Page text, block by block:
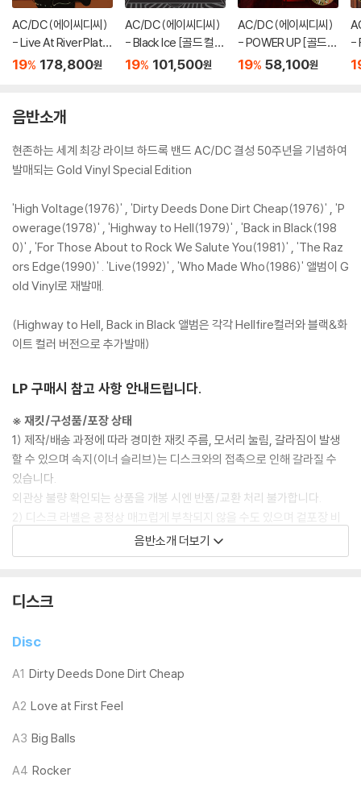
AC/DC (에이씨디씨)
- Live At River Plate
[골드 컬러 3LP]
19% 178,800원
AC/DC (에이씨디씨)
- Black Ice [골드 컬러
2LP]
19% 101,500원
AC/DC (에이씨디씨)
- POWER UP [골드
컬러 LP]
19% 58,100원
-
음반소개
현존하는 세계 최강 라이브 하드록 밴드 AC/DC 결성 50주년을 기념하여
발매되는 Gold Vinyl Special Edition
'High Voltage(1976)' , 'Dirty Deeds Done Dirt Cheap(1976)' , 'P
owerage(1978)' , 'Highway to Hell(1979)' , 'Back in Black(198
0)' , 'For Those About to Rock We Salute You(1981)' , 'The Raz
ors Edge(1990)' . 'Live(1992)' , 'Who Made Who(1986)' 앨범이 G
old Vinyl로 재발매.
(Highway to Hell, Back in Black 앨범은 각각 Hellfire컬러와 블랙&화
이트 컬러 버전으로 추가발매)
LP 구매시 참고 사항 안내드립니다.
※ 재킷/구성품/포장 상태
1) 제작/배송 과정에 따라 경미한 재킷 주름, 모서리 눌림, 갈라짐이 발생
할 수 있으며 속지(이너 슬리브)는 디스크와의 접촉으로 인해 갈라질 수
있습니다.
외관상 불량 확인되는 상품을 개봉 시엔 반품/교환 처리 불가합니다.
2) 디스크 라벨은 공정상 매끄럽게 부착되지 않을 수도 있으며 겉포장 비
닐은 품질보증대상이 아닙니다.
3) 일본 제작 LP는 대부분 겉비닐이 밀봉되어 있지 않습니다.
※ 재생 불량
1) 침압 조절 기능이 없는 턴테이블을 사용하시는 경우, (주로 올인원 형태
수 있습니다.
하니 침압 조절이 가능한 기기에서 재생하실 것을 권유 드립니다.
2) 디스크는 정전기와 먼지로 인해 재생이 원활하지 않은 경우가 있습니
다. 전용 제품으로 이를 제거하면 대부분 해결됩니다.
3) 바늘에 먼지가 쌓이는 경우에도 재생이 원활하지 않을 수 있습니다.
음반소개 더보기
디스크
Disc
A1 Dirty Deeds Done Dirt Cheap
A2 Love at First Feel
A3 Big Balls
A4 Rocker